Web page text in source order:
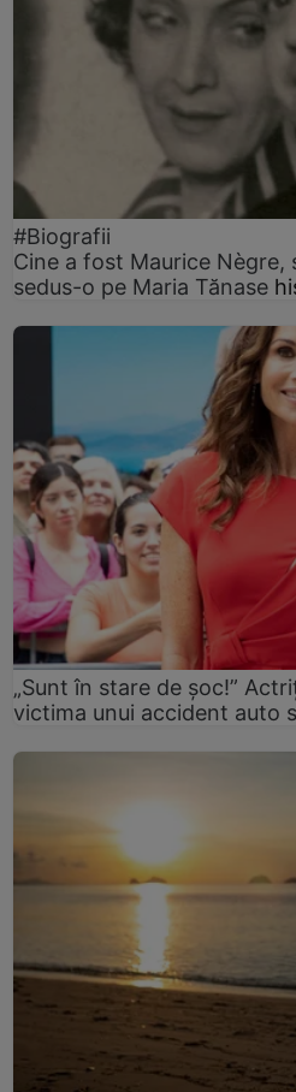
#Biografii
Cine a fost Maurice Nègre,
sedus-o pe Maria Tănase
„Sunt în stare de șoc!”
victima unui accident auto